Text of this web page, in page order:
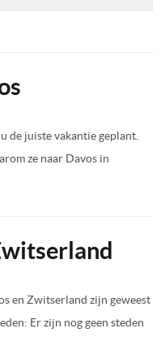
de juiste vakantie geplant.
ze naar Davos in
en Zwitserland zijn geweest
Er zijn nog geen steden